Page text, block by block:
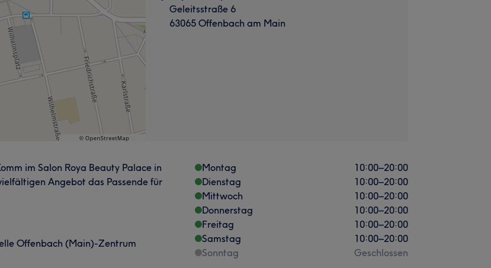
Geleitsstraße 6
63065 Offenbach am Main
im Salon Roya Beauty Palace in
Angebot das Passende für
Offenbach (Main)-Zentrum
Montag 10:00–20:00
Dienstag
10:00–20:00
Mittwoch
10:00–20:00
Donnerstag
10:00–20:00
Freitag
10:00–20:00
Samstag
10:00–20:00
Sonntag
Geschlossen